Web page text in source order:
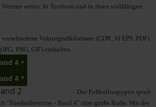
weiter. In Textform und in ihren vielfältigen
Vektorgrafikformate (CDR, AI EPS, PDF)
PNG, GIF) enthalten.
×
×
Das Fußballwapppen spielt
"Fussballvereine - Band 4" eine große Rolle. Mit der